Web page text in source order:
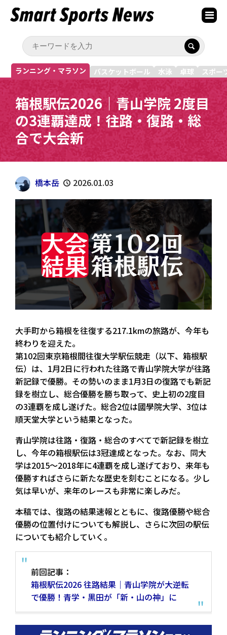
ランニング・マラソン バスケットボール 水泳 卓球 スポー
箱根駅伝2026｜青山学院 2度目
の3連覇達成！往路・復路・総
合で大会新
橋本岳 2026.01.03
大手町から箱根を往復する217.1kmの旅路が、今年も
終わりを迎えた。
第102回東京箱根間往復大学駅伝競走（以下、箱根駅
伝）は、1月2日に行われた往路で青山学院大学が往路
新記録で優勝。その勢いのまま1月3日の復路でも新記
録を樹立し、総合優勝を勝ち取って、史上初の2度目
の3連覇を成し遂げた。総合2位は國學院大学、3位は
順天堂大学という結果となった。
青山学院は往路・復路・総合のすべてで新記録を樹立
し、今年の箱根駅伝は3冠達成となった。なお、同大
学は2015〜2018年に4連覇を成し遂げており、来年も
優勝すればさらに新たな歴史を刻むことになる。少し
気は早いが、来年のレースも非常に楽しみだ。
本稿では、復路の結果速報とともに、復路優勝や総合
優勝の位置付けについても解説し、さらに次回の駅伝
についても紹介していく。
前回記事：
箱根駅伝2026 往路結果｜青山学院が大逆転
で優勝！青学・黒田が「新・山の神」に